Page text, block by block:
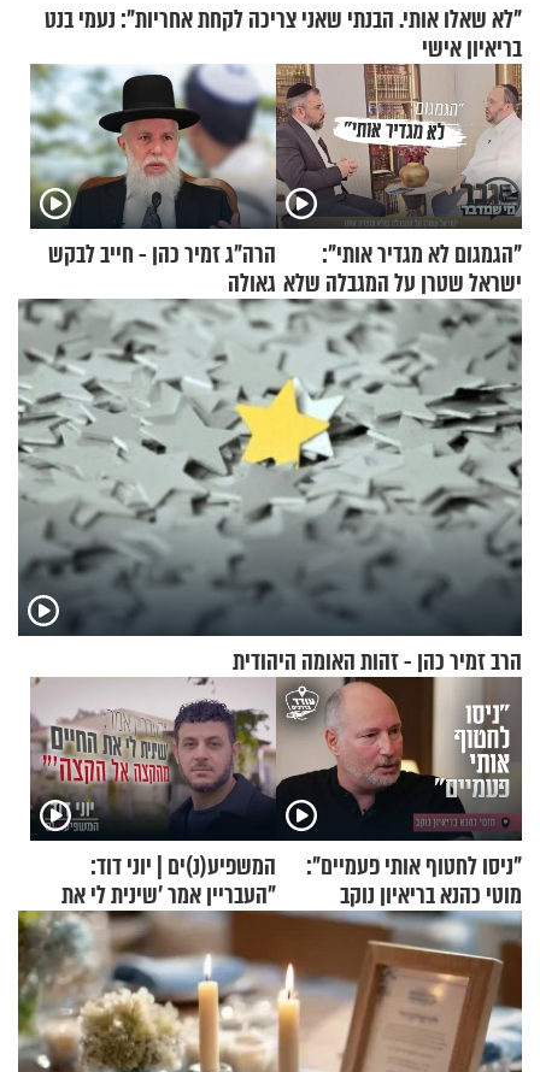
"לא שאלו אותי. הבנתי שאני צריכה לקחת אחריות": נעמי בנט
בריאיון אישי
"הגמגום לא מגדיר אותי":
ישראל שטרן על המגבלה שלא
עוצרת אותו
הרה"ג זמיר כהן - חייב לבקש
גאולה
הרב זמיר כהן - זהות האומה היהודית
"ניסו לחטוף אותי פעמיים":
מוטי כהנא בריאיון נוקב
המשפיע(נ)ים | יוני דוד:
"העבריין אמר 'שינית לי את
החיים מהקצה אל הקצה'"